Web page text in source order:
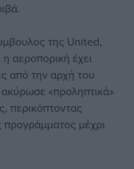
της United,
η αεροπορική έχει
από την αρχή του
«προληπτικά»
περικόπτοντας
προγράμματος μέχρι